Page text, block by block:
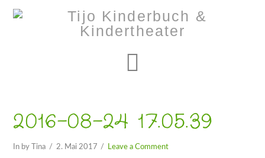
2016-08-24 17.05.39
In by Tina 2. Mai 2017 Leave a Comment